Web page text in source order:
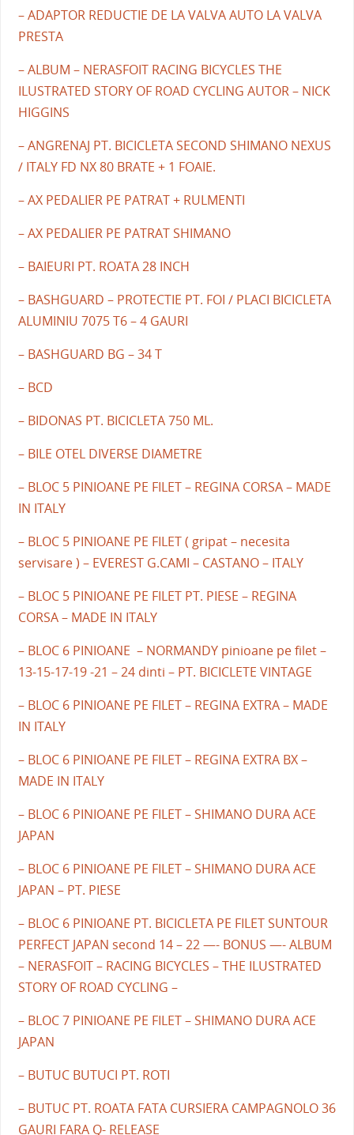
– ADAPTOR REDUCTIE DE LA VALVA AUTO LA VALVA
PRESTA
– ALBUM – NERASFOIT RACING BICYCLES THE
ILUSTRATED STORY OF ROAD CYCLING AUTOR – NICK
HIGGINS
– ANGRENAJ PT. BICICLETA SECOND SHIMANO NEXUS
/ ITALY FD NX 80 BRATE + 1 FOAIE.
– AX PEDALIER PE PATRAT + RULMENTI
– AX PEDALIER PE PATRAT SHIMANO
– BAIEURI PT. ROATA 28 INCH
– BASHGUARD – PROTECTIE PT. FOI / PLACI BICICLETA
ALUMINIU 7075 T6 – 4 GAURI
– BASHGUARD BG – 34 T
– BCD
– BIDONAS PT. BICICLETA 750 ML.
– BILE OTEL DIVERSE DIAMETRE
– BLOC 5 PINIOANE PE FILET – REGINA CORSA – MADE
IN ITALY
– BLOC 5 PINIOANE PE FILET ( gripat – necesita
servisare ) – EVEREST G.CAMI – CASTANO – ITALY
– BLOC 5 PINIOANE PE FILET PT. PIESE – REGINA
CORSA – MADE IN ITALY
– BLOC 6 PINIOANE – NORMANDY pinioane pe filet –
13-15-17-19 -21 – 24 dinti – PT. BICICLETE VINTAGE
– BLOC 6 PINIOANE PE FILET – REGINA EXTRA – MADE
IN ITALY
– BLOC 6 PINIOANE PE FILET – REGINA EXTRA BX –
MADE IN ITALY
– BLOC 6 PINIOANE PE FILET – SHIMANO DURA ACE
JAPAN
– BLOC 6 PINIOANE PE FILET – SHIMANO DURA ACE
JAPAN – PT. PIESE
– BLOC 6 PINIOANE PT. BICICLETA PE FILET SUNTOUR
PERFECT JAPAN second 14 – 22 —- BONUS —- ALBUM
– NERASFOIT – RACING BICYCLES – THE ILUSTRATED
STORY OF ROAD CYCLING –
– BLOC 7 PINIOANE PE FILET – SHIMANO DURA ACE
JAPAN
– BUTUC BUTUCI PT. ROTI
– BUTUC PT. ROATA FATA CURSIERA CAMPAGNOLO 36
GAURI FARA Q- RELEASE